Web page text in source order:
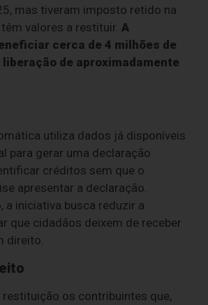
mas tiveram imposto retido na
valores a restituir.A
cerca de 4 milhões de
de aproximadamente
utiliza dados já disponíveis
para gerar uma declaração
créditos sem que o
apresentar a declaração.
a iniciativa busca reduzir a
que cidadãos deixem de receber
direito.
restituição os contribuintes que,